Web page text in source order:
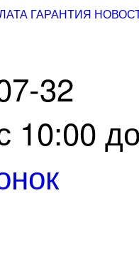
ГАРАНТИЯ
32
10:00